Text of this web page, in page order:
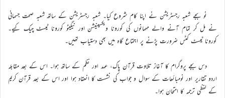
نو بجے شعبہ رجسٹریشن نے اپنا کام شروع کیا۔ شعبہ رجسٹریشن کے ساتھ شعبہ صحت جسمانی
نے مل کر تمام آنے والے مہمانوں کی کورونا ویکسینیشن اور نیگیٹو کورونا ٹیسٹ چیک کیے۔
کورونا ٹیسٹ کٹس ضرورت پڑنے پر اجتماع گاہ میں بھی دستیاب تھیں۔
دس بجے پروگرام کا آغاز تلاوت قرآن پاک، عہد اور نظم کے ساتھ ہوا۔ اس کے بعد مقابلہ
اردو تقاریر اور نومبائعات کے سوال و جواب کی نشست کا انعقاد ہوا اور اس کے بعد قرآن کریم
کے لفظی ترجمہ کا امتحان ہوا۔